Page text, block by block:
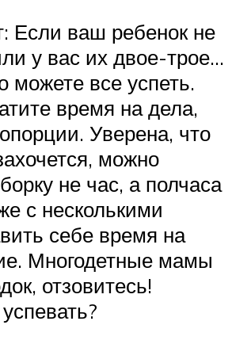
Если ваш ребенок не
у вас их двое-трое…
можете все успеть.
время на дела,
Уверена, что
можно
не час, а полчаса
с несколькими
себе время на
Многодетные мамы
отзовитесь!